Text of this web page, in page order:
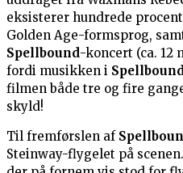
eksisterer hundrede
Golden Age-formsprog,
Spellbound-koncert (ca. 12
fordi musikken i
filmen både tre og fire
skyld!
Til fremførslen af
Steinway-flygelet på